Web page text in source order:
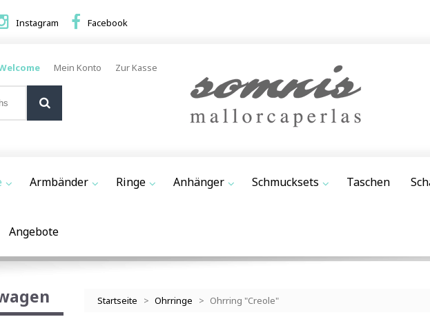
Instagram Facebook
Mein Konto Zur Kasse
Armbänder Ringe Anhänger Schmucksets Taschen
Angebote
Startseite > Ohrringe > Ohrring "Creole"